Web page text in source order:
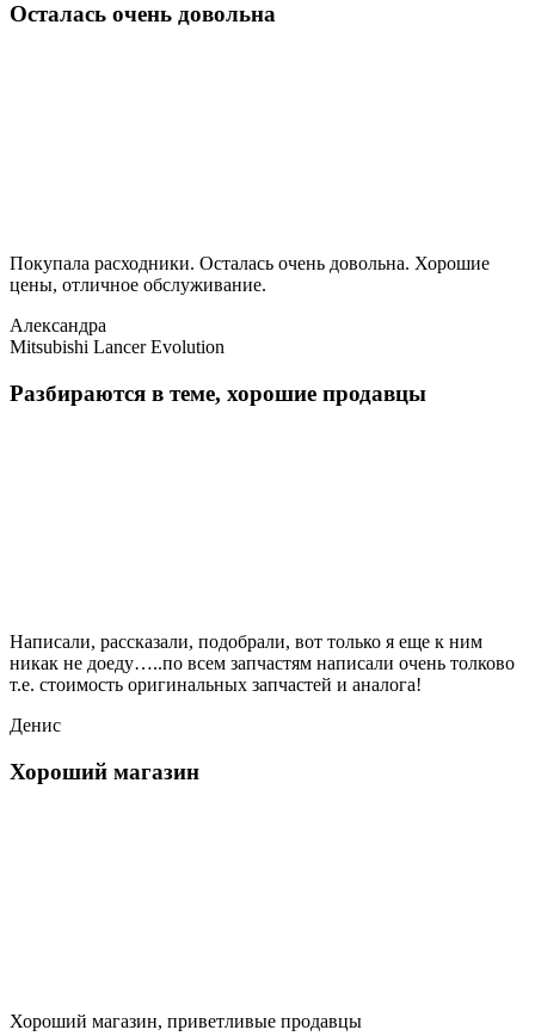
Осталась очень довольна
Покупала расходники. Осталась очень довольна. Хорошие
цены, отличное обслуживание.
Александра
Mitsubishi Lancer Evolution
Разбираются в теме, хорошие продавцы
Написали, рассказали, подобрали, вот только я еще к ним
никак не доеду…..по всем запчастям написали очень толково
т.е. стоимость оригинальных запчастей и аналога!
Денис
Хороший магазин
Хороший магазин, приветливые продавцы